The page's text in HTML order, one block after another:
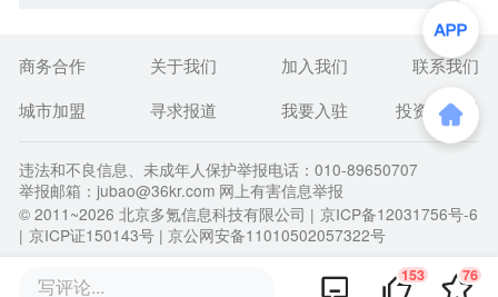
写评论... 153 76
商务合作 关于我们 加入我们
联系我们
城市加盟
寻求报道 我要入驻 投资者关系
违法和不良信息、未成年人保护举报电话：010-89650707
举报邮箱：jubao@36kr.com 网上有害信息举报
© 2011~2026 北京多氪信息科技有限公司 | 京ICP备12031756号-6
| 京ICP证150143号 | 京公网安备11010502057322号